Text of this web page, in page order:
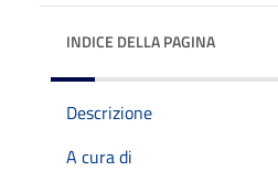
INDICE DELLA PAGINA
Descrizione
A cura di